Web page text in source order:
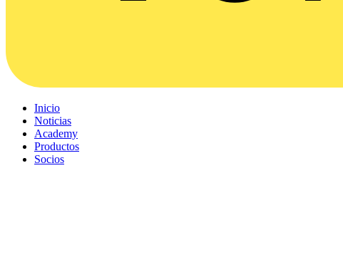
Inicio
Noticias
Academy
Productos
Socios